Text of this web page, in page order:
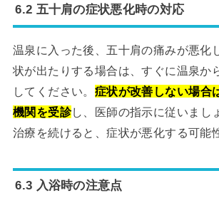
6.2 五十肩の症状悪化時の対応
温泉に入った後、五十肩の痛みが悪化
状が出たりする場合は、すぐに温泉か
してください。 症状が改善しない場合
機関を受診し、医師の指示に従いまし
治療を続けると、症状が悪化する可能
6.3 入浴時の注意点